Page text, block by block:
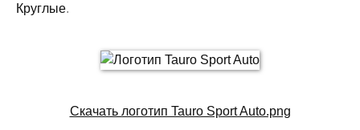
Круглые.
Скачать логотип Tauro Sport Auto.png